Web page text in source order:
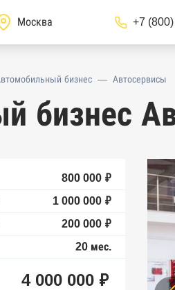
+7
бизнес — Автосервисы
бизнес
800 000 ₽
1 000 000 ₽
200 000 ₽
20 мес.
4 000 000 ₽